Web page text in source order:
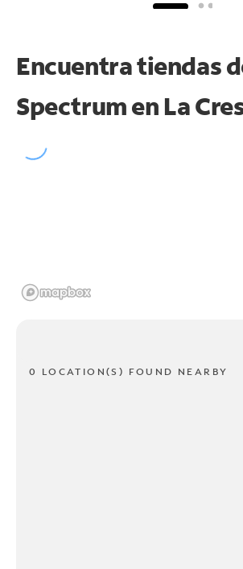
Encuentra tiendas
Spectrum en La
0 LOCATION(S) FOUND NEARBY